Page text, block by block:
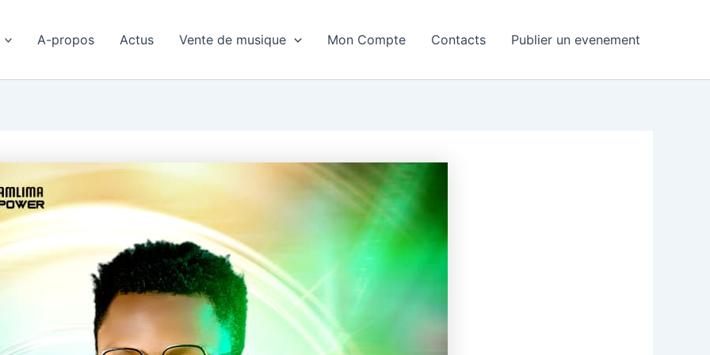
A-propos Actus Vente de musique Mon Compte Contacts Publier un evenement